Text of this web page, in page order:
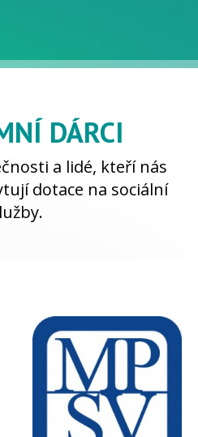
DÁRCI
a lidé, kteří nás
dotace na sociální